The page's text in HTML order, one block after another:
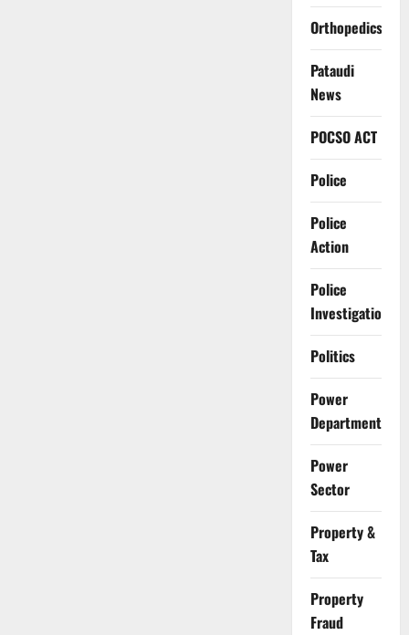
Orthopedics
Pataudi
News
POCSO ACT
Police
Police
Action
Police
Investigation
Politics
Power
Department
Power
Sector
Property &
Tax
Property
Fraud